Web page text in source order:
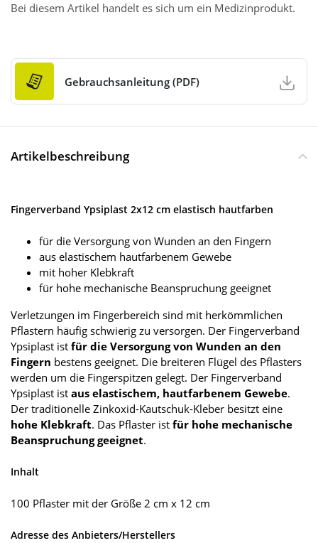
Bei diesem Artikel handelt es sich um ein Medizinprodukt.
Gebrauchsanleitung (PDF)
Artikelbeschreibung
Fingerverband Ypsiplast 2x12 cm elastisch hautfarben
für die Versorgung von Wunden an den Fingern
aus elastischem hautfarbenem Gewebe
mit hoher Klebkraft
für hohe mechanische Beanspruchung geeignet
Verletzungen im Fingerbereich sind mit herkömmlichen
Pflastern häufig schwierig zu versorgen. Der Fingerverband
Ypsiplast ist für die Versorgung von Wunden an den
Fingern bestens geeignet. Die breiteren Flügel des Pflasters
werden um die Fingerspitzen gelegt. Der Fingerverband
Ypsiplast ist aus elastischem, hautfarbenem Gewebe.
Der traditionelle Zinkoxid-Kautschuk-Kleber besitzt eine
hohe Klebkraft. Das Pflaster ist für hohe mechanische
Beanspruchung geeignet.
Inhalt
100 Pflaster mit der Größe 2 cm x 12 cm
Adresse des Anbieters/Herstellers